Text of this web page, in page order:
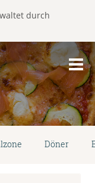
durch
Döner